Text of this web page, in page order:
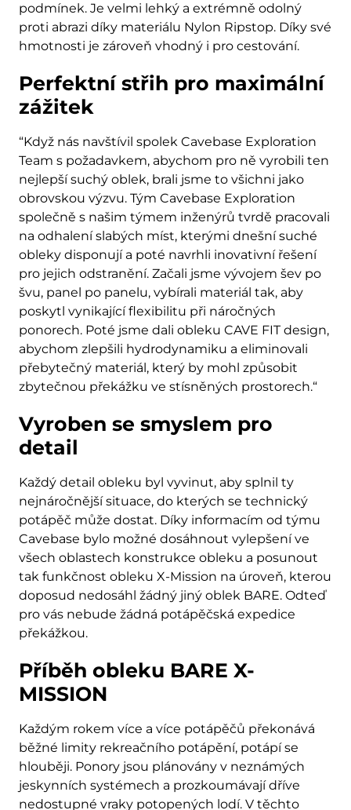
podmínek. Je velmi lehký a extrémně odolný
proti abrazi díky materiálu Nylon Ripstop. Díky své
hmotnosti je zároveň vhodný i pro cestování.
Perfektní střih pro maximální
zážitek
“Když nás navštívil spolek Cavebase Exploration
Team s požadavkem, abychom pro ně vyrobili ten
nejlepší suchý oblek, brali jsme to všichni jako
obrovskou výzvu. Tým Cavebase Exploration
společně s našim týmem inženýrů tvrdě pracovali
na odhalení slabých míst, kterými dnešní suché
obleky disponují a poté navrhli inovativní řešení
pro jejich odstranění. Začali jsme vývojem šev po
švu, panel po panelu, vybírali materiál tak, aby
poskytl vynikající flexibilitu při náročných
ponorech. Poté jsme dali obleku CAVE FIT design,
abychom zlepšili hydrodynamiku a eliminovali
přebytečný materiál, který by mohl způsobit
zbytečnou překážku ve stísněných prostorech.“
Vyroben se smyslem pro
detail
Každý detail obleku byl vyvinut, aby splnil ty
nejnáročnější situace, do kterých se technický
potápěč může dostat. Díky informacím od týmu
Cavebase bylo možné dosáhnout vylepšení ve
všech oblastech konstrukce obleku a posunout
tak funkčnost obleku X-Mission na úroveň, kterou
doposud nedosáhl žádný jiný oblek BARE. Odteď
pro vás nebude žádná potápěčská expedice
překážkou.
Příběh obleku BARE X-
MISSION
Každým rokem více a více potápěčů překonává
běžné limity rekreačního potápění, potápí se
hlouběji. Ponory jsou plánovány v neznámých
jeskynních systémech a prozkoumávají dříve
nedostupné vraky potopených lodí. V těchto